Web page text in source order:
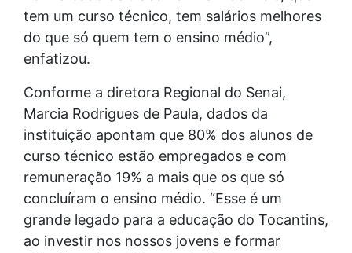
tem um curso técnico, tem salários melhores
do que só quem tem o ensino médio”,
enfatizou.
Conforme a diretora Regional do Senai,
Marcia Rodrigues de Paula, dados da
instituição apontam que 80% dos alunos de
curso técnico estão empregados e com
remuneração 19% a mais que os que só
concluíram o ensino médio. “Esse é um
grande legado para a educação do Tocantins,
ao investir nos nossos jovens e formar